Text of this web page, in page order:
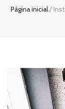
Página inicial/